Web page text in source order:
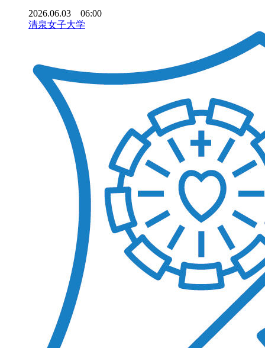
2026.06.03 06:00
清泉女子大学